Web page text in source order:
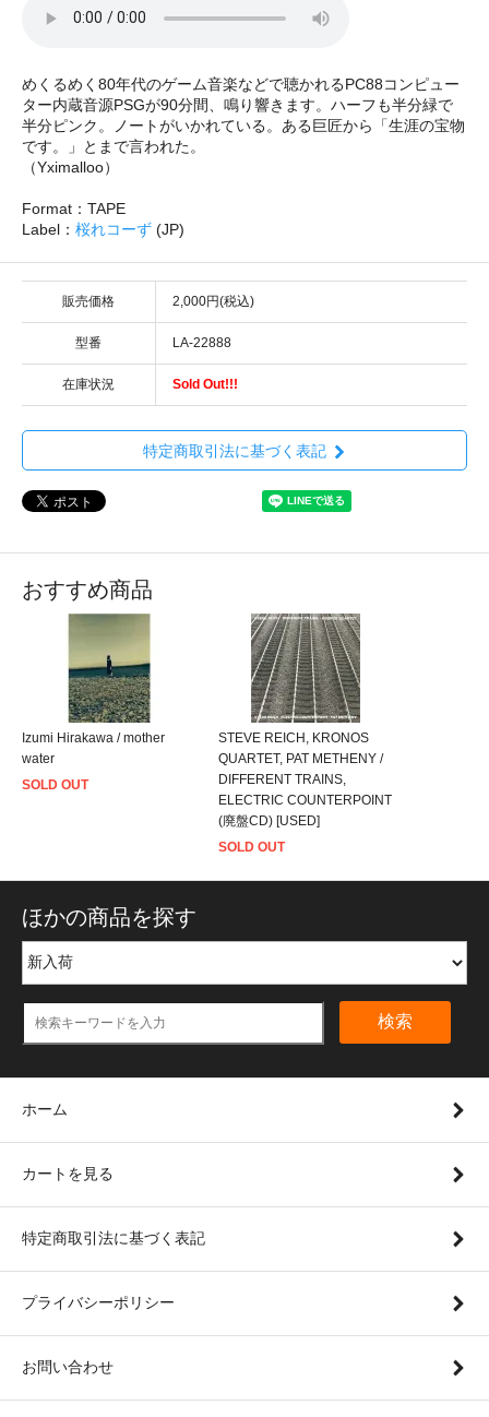
めくるめく80年代のゲーム音楽などで聴かれるPC88コンピュー
ター内蔵音源PSGが90分間、鳴り響きます。ハーフも半分緑で
半分ピンク。ノートがいかれている。ある巨匠から「生涯の宝物
です。」とまで言われた。
（Yximalloo）
Format：TAPE
Label： 桜れコーず (JP)
販売価格 2,000円(税込)
型番 LA-22888
在庫状況 Sold Out!!!
特定商取引法に基づく表記
おすすめ商品
Izumi Hirakawa / mother
water
SOLD OUT
STEVE REICH, KRONOS
QUARTET, PAT METHENY /
DIFFERENT TRAINS,
ELECTRIC COUNTERPOINT
(廃盤CD) [USED]
SOLD OUT
ほかの商品を探す
検索
ホーム
カートを見る
特定商取引法に基づく表記
プライバシーポリシー
お問い合わせ